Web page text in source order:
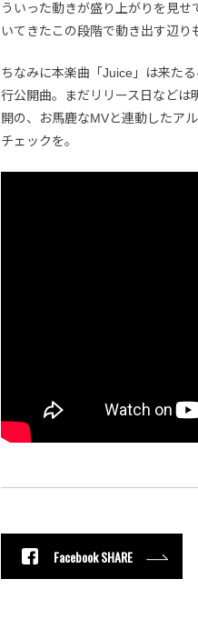
ういった動きが盛り上がりを見
いてきたこの段階で動き出す辺り
ちなみに本楽曲「Juice」は来た
行公開曲。まだリリース日などは
開の、お馬鹿なMVと連動したア
チェックを。
Facebook SHARE